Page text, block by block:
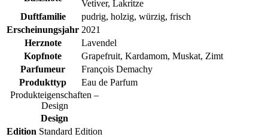
Vetiver, Lakritze
Duftfamilie
pudrig, holzig, würzig, frisch
Erscheinungsjahr 2021
Herznote
Lavendel
Kopfnote
Grapefruit, Kardamom, Muskat, Zimt
Parfumeur
François Demachy
Produkttyp
Eau de Parfum
Produkteigenschaften –
Design
Design
Edition Standard Edition